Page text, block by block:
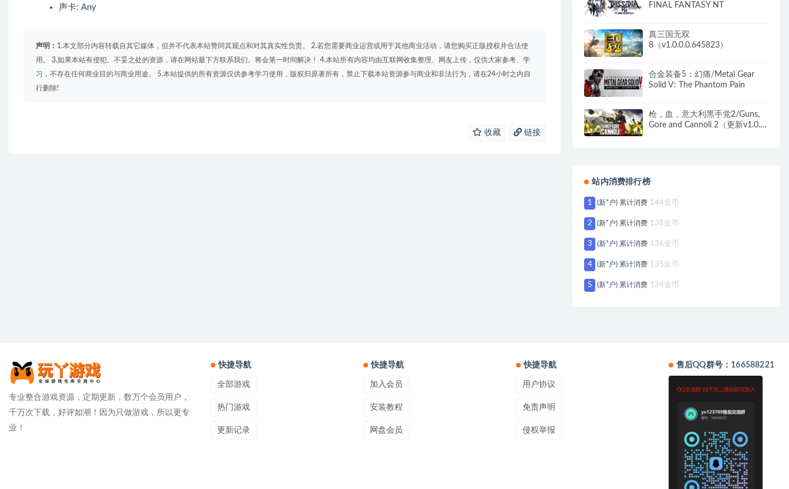
声卡: Any
声明： 1.本文部分内容转载自其它媒体，但并不代表本站赞同其观点和对其真实性负责。 2.若您需要商业运营或用于其他商业活动，请您购买正版授权并合法使
用。 3.如果本站有侵犯、不妥之处的资源，请在网站最下方联系我们。将会第一时间解决！ 4.本站所有内容均由互联网收集整理、网友上传，仅供大家参考、学
习，不存在任何商业目的与商业用途。 5.本站提供的所有资源仅供参考学习使用，版权归原著所有，禁止下载本站资源参与商业和非法行为，请在24小时之内自
行删除!
收藏 链接
FINAL FANTASY NT
真三国无双
8（v1.0.0.0.645823）
合金装备5：幻痛/Metal Gear
Solid V: The Phantom Pain
枪，血，意大利黑手党2/Guns,
Gore and Cannoli 2（更新v1.0.4
站内消费排行榜
1 (新*户) 累计消费 144金币
2 (新*户) 累计消费 138金币
3 (新*户) 累计消费 136金币
4 (新*户) 累计消费 135金币
5 (新*户) 累计消费 134金币
专业整合游戏资源，定期更新，数万个会员用户，
千万次下载，好评如潮！因为只做游戏，所以更专
业！
快捷导航
全部游戏
热门游戏
更新记录
快捷导航
加入会员
安装教程
网盘会员
快捷导航
用户协议
免责声明
侵权举报
售后QQ群号：166588221